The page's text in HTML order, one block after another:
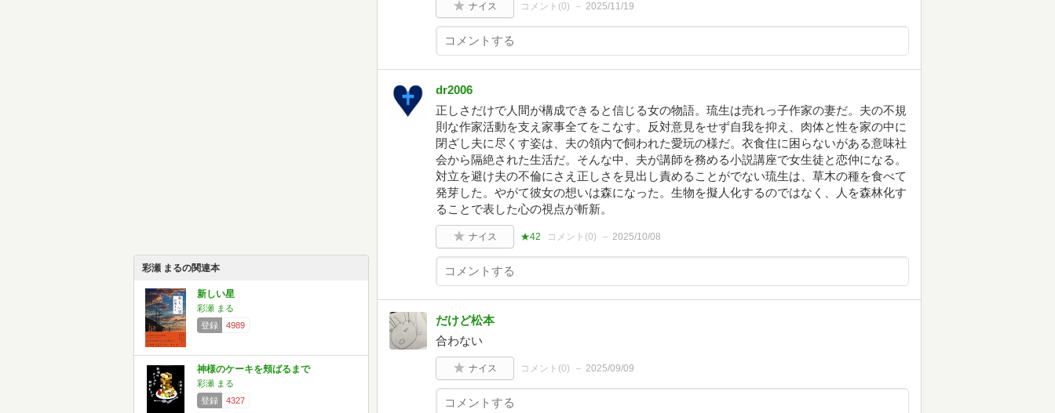
彩瀬 まるの関連本
新しい星
彩瀬 まる
登録
4989
神様のケーキを頬ばるまで
彩瀬 まる
登録
4327
ナイス コメント(0) 2025/11/19
dr2006
正しさだけで人間が構成できると信じる女の物語。琉生は売れっ子作家の妻だ。夫の不規
則な作家活動を支え家事全てをこなす。反対意見をせず自我を抑え、肉体と性を家の中に
閉ざし夫に尽くす姿は、夫の領内で飼われた愛玩の様だ。衣食住に困らないがある意味社
会から隔絶された生活だ。そんな中、夫が講師を務める小説講座で女生徒と恋仲になる。
対立を避け夫の不倫にさえ正しさを見出し責めることがでない琉生は、草木の種を食べて
発芽した。やがて彼女の想いは森になった。生物を擬人化するのではなく、人を森林化す
ることで表した心の視点が斬新。
ナイス ★42 コメント(0) 2025/10/08
だけど松本
合わない
ナイス コメント(0) 2025/09/09